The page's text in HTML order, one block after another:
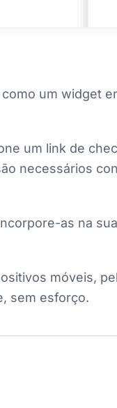
um widget
um link de
necessários
as na
móveis,
sem esforço.